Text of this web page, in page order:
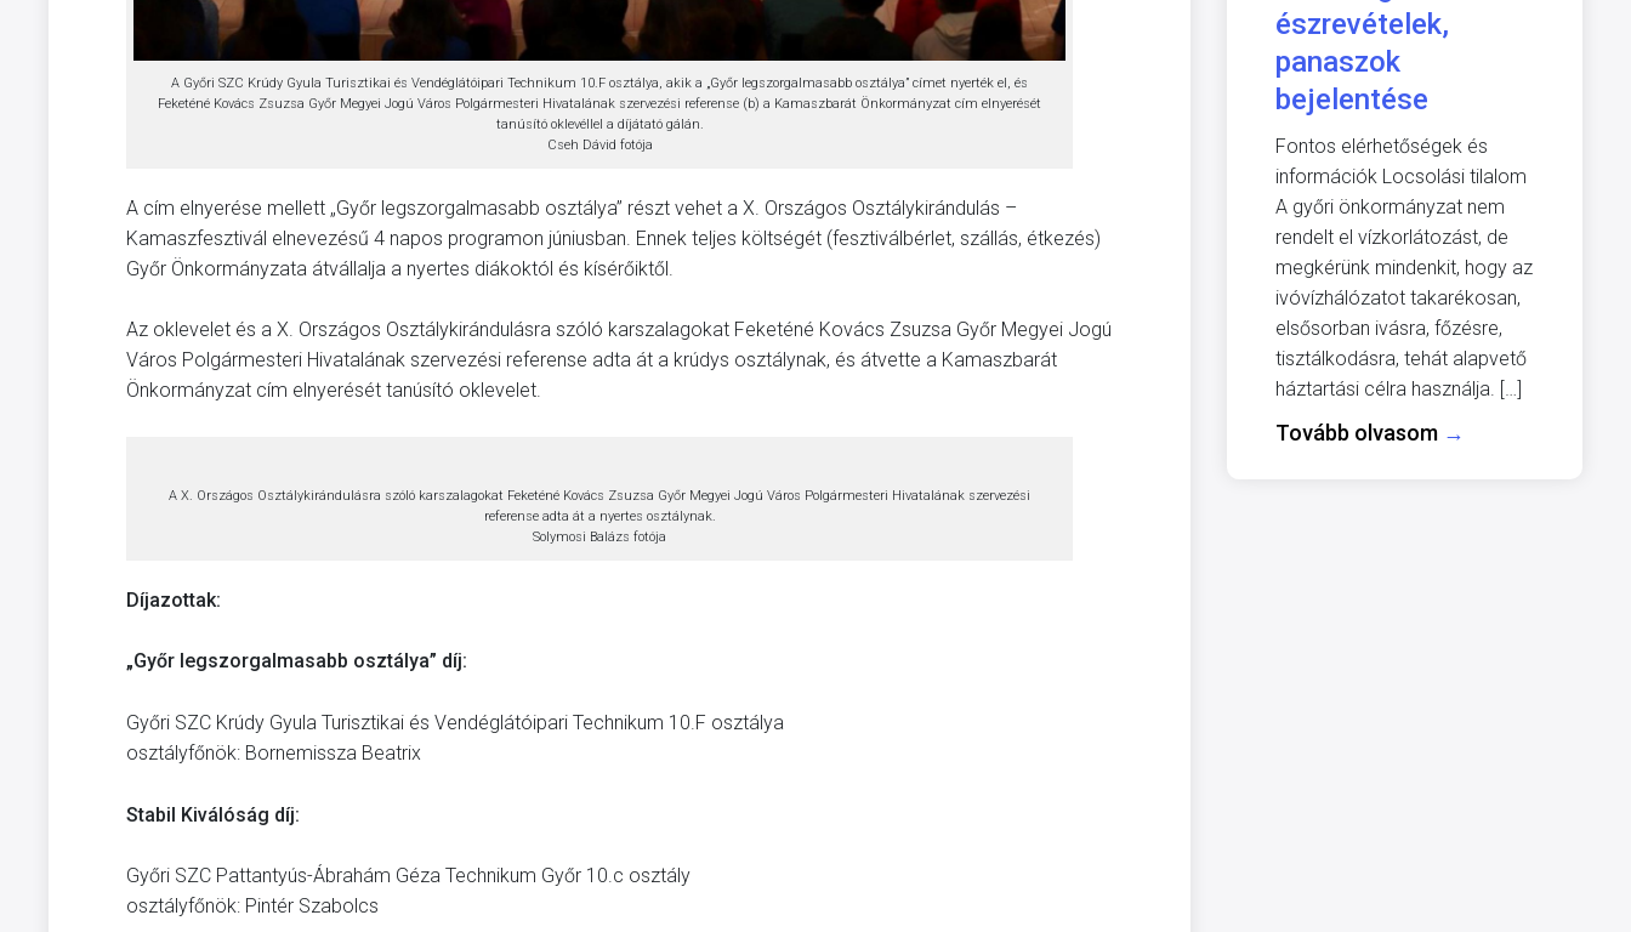
A Győri SZC Krúdy Gyula Turisztikai és Vendéglátóipari Technikum 10.F osztálya, akik a „Győr legszorgalmasabb osztálya” címet nyerték el, és
Feketéné Kovács Zsuzsa Győr Megyei Jogú Város Polgármesteri Hivatalának szervezési referense (b) a Kamaszbarát Önkormányzat cím elnyerését
tanúsító oklevéllel a díjátató gálán.
Cseh Dávid fotója
A cím elnyerése mellett „Győr legszorgalmasabb osztálya” részt vehet a X. Országos Osztálykirándulás –
Kamaszfesztivál elnevezésű 4 napos programon júniusban. Ennek teljes költségét (fesztiválbérlet, szállás, étkezés)
Győr Önkormányzata átvállalja a nyertes diákoktól és kísérőiktől.
Az oklevelet és a X. Országos Osztálykirándulásra szóló karszalagokat Feketéné Kovács Zsuzsa Győr Megyei Jogú
Város Polgármesteri Hivatalának szervezési referense adta át a krúdys osztálynak, és átvette a Kamaszbarát
Önkormányzat cím elnyerését tanúsító oklevelet.
A X. Országos Osztálykirándulásra szóló karszalagokat Feketéné Kovács Zsuzsa Győr Megyei Jogú Város Polgármesteri Hivatalának szervezési
referense adta át a nyertes osztálynak.
Solymosi Balázs fotója
Díjazottak:
„Győr legszorgalmasabb osztálya” díj:
Győri SZC Krúdy Gyula Turisztikai és Vendéglátóipari Technikum 10.F osztálya
osztályfőnök: Bornemissza Beatrix
Stabil Kiválóság díj:
Győri SZC Pattantyús-Ábrahám Géza Technikum Győr 10.c osztály
osztályfőnök: Pintér Szabolcs
észrevételek,
panaszok
bejelentése
Fontos elérhetőségek és
információk Locsolási tilalom
A győri önkormányzat nem
rendelt el vízkorlátozást, de
megkérünk mindenkit, hogy az
ivóvízhálózatot takarékosan,
elsősorban ivásra, főzésre,
tisztálkodásra, tehát alapvető
háztartási célra használja. […]
Tovább olvasom →